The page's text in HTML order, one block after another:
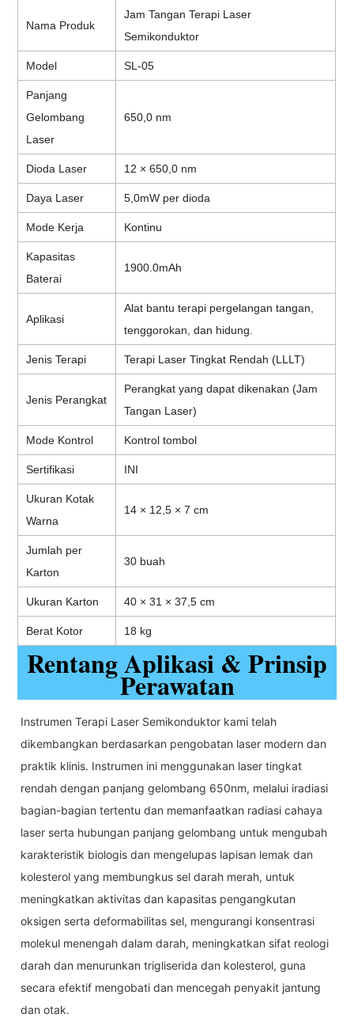
Nama Produk
Jam Tangan Terapi Laser
Semikonduktor
Model SL-05
Panjang
Gelombang
Laser
650,0 nm
Dioda Laser 12 × 650,0 nm
Daya Laser 5,0mW per dioda
Mode Kerja Kontinu
Kapasitas
Baterai
1900.0mAh
Aplikasi
Alat bantu terapi pergelangan tangan,
tenggorokan, dan hidung.
Jenis Terapi Terapi Laser Tingkat Rendah (LLLT)
Jenis Perangkat
Perangkat yang dapat dikenakan (Jam
Tangan Laser)
Mode Kontrol Kontrol tombol
Sertifikasi INI
Ukuran Kotak
Warna
14 × 12,5 × 7 cm
Jumlah per
Karton
30 buah
Ukuran Karton 40 × 31 × 37,5 cm
Berat Kotor 18 kg
Rentang Aplikasi & Prinsip
Perawatan
Instrumen Terapi Laser Semikonduktor kami telah
dikembangkan berdasarkan pengobatan laser modern dan
praktik klinis. Instrumen ini menggunakan laser tingkat
rendah dengan panjang gelombang 650nm, melalui iradiasi
bagian-bagian tertentu dan memanfaatkan radiasi cahaya
laser serta hubungan panjang gelombang untuk mengubah
karakteristik biologis dan mengelupas lapisan lemak dan
kolesterol yang membungkus sel darah merah, untuk
meningkatkan aktivitas dan kapasitas pengangkutan
oksigen serta deformabilitas sel, mengurangi konsentrasi
molekul menengah dalam darah, meningkatkan sifat reologi
darah dan menurunkan trigliserida dan kolesterol, guna
secara efektif mengobati dan mencegah penyakit jantung
dan otak.